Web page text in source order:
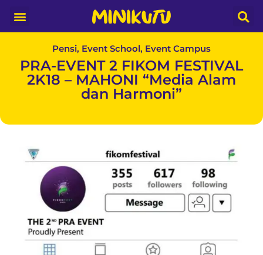
Pensi, Event School, Event Campus
PRA-EVENT 2 FIKOM FESTIVAL
2K18 – MAHONI “Media Alam
dan Harmoni”